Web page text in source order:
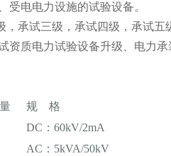
受电电力设施的试验设备。
承试三级，承试四级，承试五
质电力试验设备升级、电力
规 格
DC：60kV/2mA
AC：5kVA/50kV